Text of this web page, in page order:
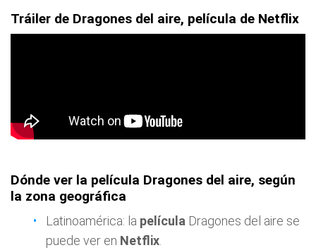
Tráiler de Dragones del aire, película de Netflix
Dónde ver la película Dragones del aire, según
la zona geográfica
Latinoamérica: la película Dragones del aire se
puede ver en Netflix